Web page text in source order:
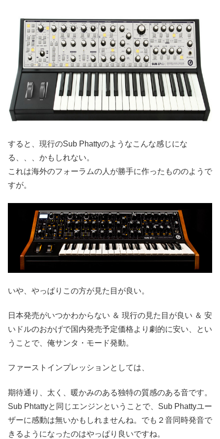
すると、現行のSub Phattyのようなこんな感じにな
る、、、かもしれない。
これは海外のフォーラムの人が勝手に作ったもののようで
すが。
いや、やっぱりこの方が見た目が良い。
日本発売がいつかわからない ＆ 現行の見た目が良い ＆ 安
いドルのおかげで国内発売予定価格より劇的に安い、とい
うことで、俺サンタ・モード発動。
ファーストインプレッションとしては、
期待通り、太く、暖かみのある独特の質感のある音です。
Sub Phtattyと同じエンジンということで、Sub Phattyユー
ザーに感動は無いかもしれませんね。でも２音同時発音で
きるようになったのはやっぱり良いですね。